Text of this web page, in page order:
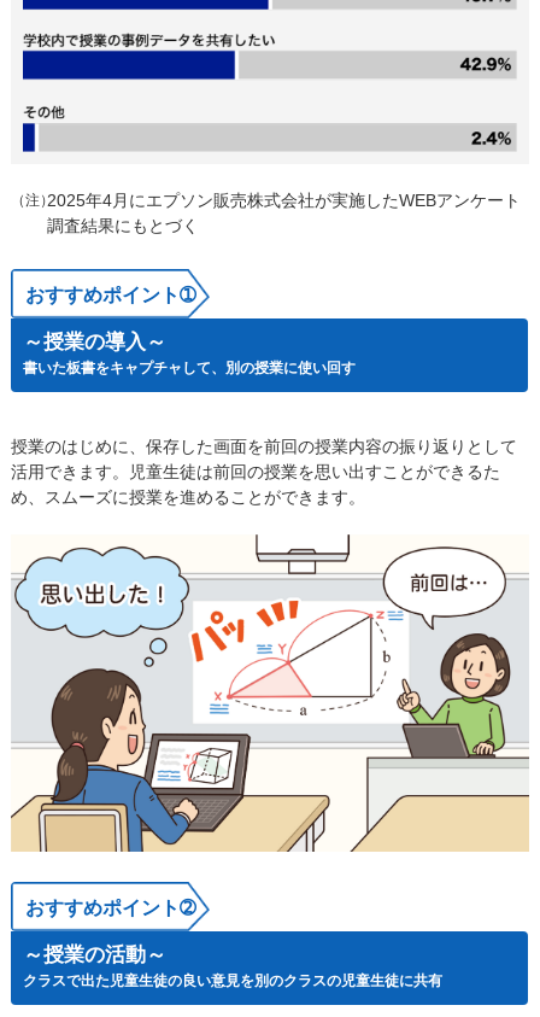
（注）2025年4月にエプソン販売株式会社が実施したWEBアンケート
調査結果にもとづく
おすすめポイント➀
～授業の導入～​
書いた板書をキャプチャして、別の授業に使い回す​
授業のはじめに、保存した画面を前回の授業内容の振り返りとして
活用できます。​児童生徒は前回の授業を思い出すことができるた
め、スムーズに授業を進めることができます。
おすすめポイント➁
～授業の活動～
​クラスで出た児童生徒の良い意見を別のクラスの児童生徒に共有​